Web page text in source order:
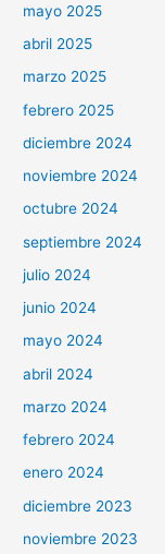
mayo 2025
abril 2025
marzo 2025
febrero 2025
diciembre 2024
noviembre 2024
octubre 2024
septiembre 2024
julio 2024
junio 2024
mayo 2024
abril 2024
marzo 2024
febrero 2024
enero 2024
diciembre 2023
noviembre 2023